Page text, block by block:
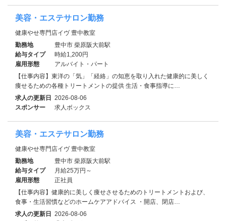
美容・エステサロン勤務
健康やせ専門店イヴ 豊中教室
勤務地
豊中市 柴原阪大前駅
給与タイプ
時給1,200円
雇用形態
アルバイト・パート
【仕事内容】東洋の「気」「経絡」の知恵を取り入れた健康的に美しく
痩せるための各種トリートメントの提供 生活・食事指導に…
求人の更新日 2026-08-06
スポンサー
求人ボックス
美容・エステサロン勤務
健康やせ専門店イヴ 豊中教室
勤務地
豊中市 柴原阪大前駅
給与タイプ
月給25万円～
雇用形態
正社員
【仕事内容】健康的に美しく痩せさせるためのトリートメントおよび、
食事・生活習慣などのホームケアアドバイス ・開店、閉店…
求人の更新日 2026-08-06